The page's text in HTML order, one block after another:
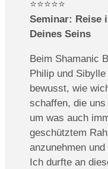
⭐️⭐️⭐️⭐️⭐️
Seminar: Reise
Deines Seins
Beim Shamanic
Philip und
bewusst, wie
schaffen, die
um was auch
geschütztem
anzunehmen
Ich durfte an